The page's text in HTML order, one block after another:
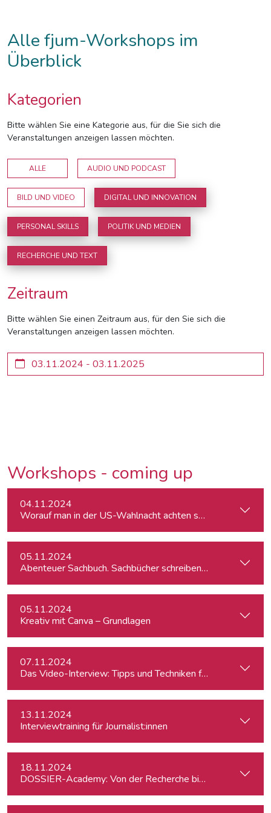
Alle fjum-Workshops im
Überblick
Kategorien
Bitte wählen Sie eine Kategorie aus, für die Sie sich die
Veranstaltungen anzeigen lassen möchten.
ALLE AUDIO UND PODCAST
BILD UND VIDEO DIGITAL UND INNOVATION
PERSONAL SKILLS POLITIK UND MEDIEN
RECHERCHE UND TEXT
Zeitraum
Bitte wählen Sie einen Zeitraum aus, für den Sie sich die
Veranstaltungen anzeigen lassen möchten.
Workshops - coming up
04.11.2024
Worauf man in der US-Wahlnacht achten sollte
05.11.2024
Abenteuer Sachbuch. Sachbücher schreiben für
05.11.2024
Kreativ mit Canva – Grundlagen
07.11.2024
Das Video-Interview: Tipps und Techniken für TV und Web
13.11.2024
Interviewtraining für Journalist:innen
18.11.2024
DOSSIER-Academy: Von der Recherche bis zur